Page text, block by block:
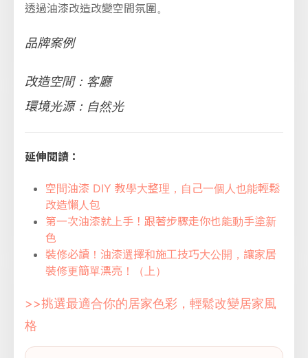
透過油漆改造改變空間氛圍。
品牌案例
改造空間：客廳
環境光源：自然光
延伸閱讀：
空間油漆 DIY 教學大整理，自己一個人也能輕鬆
改造懶人包
第一次油漆就上手！跟著步驟走你也能動手塗新
色
裝修必讀！油漆選擇和施工技巧大公開，讓家居
裝修更簡單漂亮！（上）
>>挑選最適合你的居家色彩，輕鬆改變居家風
格